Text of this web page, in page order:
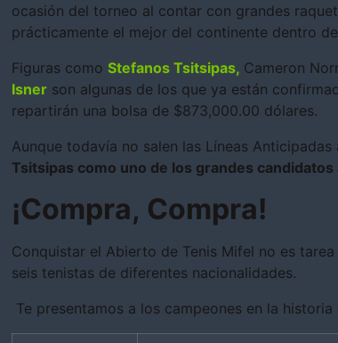
ocasión del torneo al contar con grandes
prácticamente el mejor del continente dentro
Figuras comoStefanos Tsitsipas, Cameron
Isner son algunas de los que ya están
repartirán una bolsa de $873,000.00 dólares.
Aunque todavía no salen las Líneas
Tsitsipas como uno de los grandes
¡Compra, Compra!
Conquistar el Abierto de Tenis Mifel no es
seis tenistas de diferentes nacionalidades.
Te presentamos a los campeones en la